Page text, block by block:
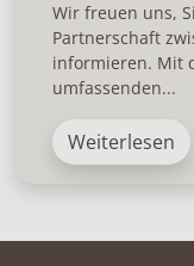
Wir freuen uns,
Partnerschaft
informieren. Mit
umfassenden...
Weiterlesen